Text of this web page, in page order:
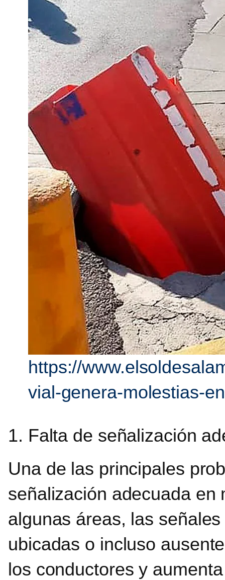
https://
vial-genera-molestias-
1. Falta de señalización
Una de las principales
señalización adecuada en
algunas áreas, las
ubicadas o incluso
los conductores y